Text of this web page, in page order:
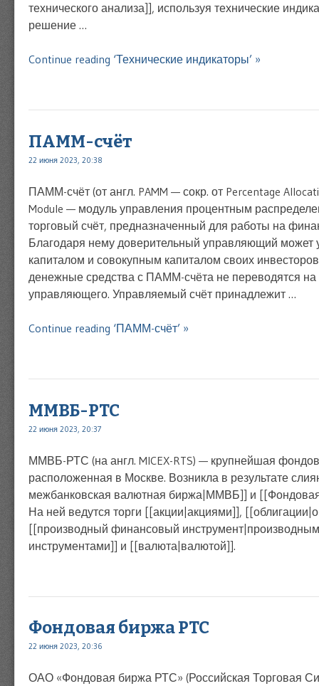
технического анализа]], используя технические
решение …
Continue reading ‘Технические индикаторы’ »
ПАММ-счёт
22 июня 2023, 20:38
ПАММ-счёт (от англ. PAMM — сокр. от Percentage
Module — модуль управления процентным
торговый счёт, предназначенный для работы на
Благодаря нему доверительный управляющий может
капиталом и совокупным капиталом своих
денежные средства с ПАММ-счёта не переводятся на
управляющего. Управляемый счёт принадлежит …
Continue reading ‘ПАММ-счёт’ »
ММВБ-РТС
22 июня 2023, 20:37
ММВБ-РТС (на англ. MICEX-RTS) — крупнейшая
расположенная в Москве. Возникла в результате
межбанковская валютная биржа|ММВБ]] и
На ней ведутся торги [[акции|акциями]],
[[производный финансовый
инструментами]] и [[валюта|валютой]].
Фондовая биржа РТС
22 июня 2023, 20:36
ОАО «Фондовая биржа РТС» (Российская Торговая